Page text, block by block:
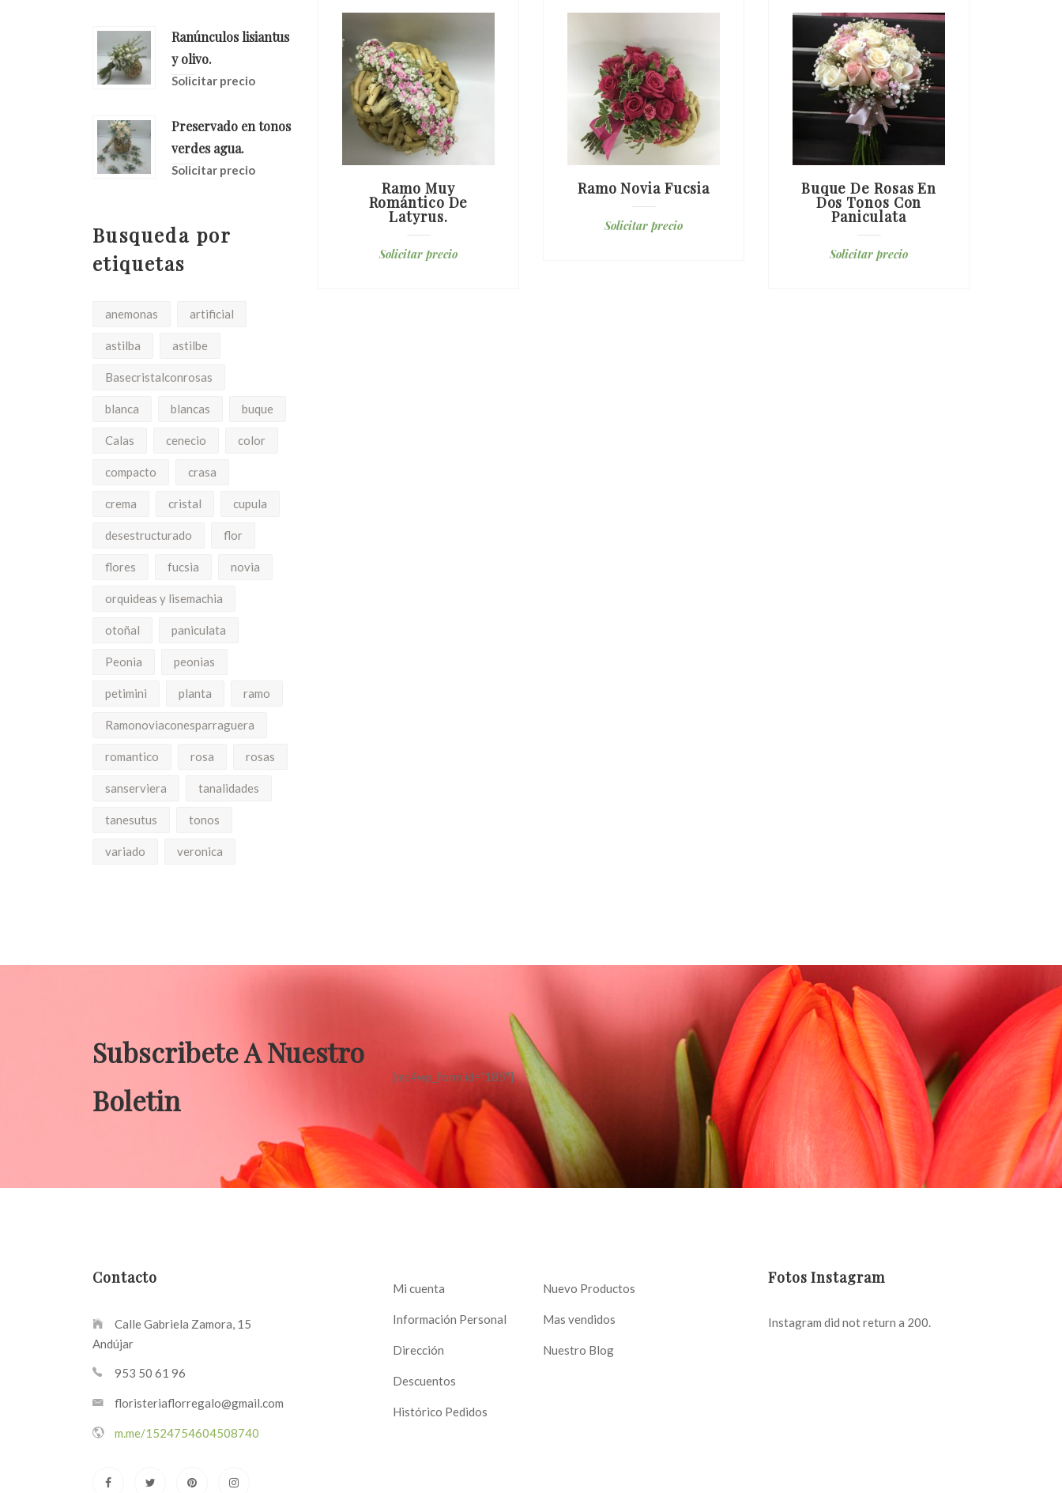
Ranúnculos lisiantus
y olivo.
Solicitar precio
Preservado en tonos
verdes agua.
Solicitar precio
Busqueda por
etiquetas
anemonas artificial
astilba astilbe
Basecristalconrosas
blanca blancas buque
Calas cenecio color
compacto crasa
crema cristal cupula
desestructurado flor
flores fucsia novia
orquideas y lisemachia
otoñal paniculata
Peonia peonias
petimini planta ramo
Ramonoviaconesparraguera
romantico rosa rosas
sanserviera tanalidades
tanesutus tonos
variado veronica
Solicitar precio
Ramo Muy
Romántico De
Latyrus.
Solicitar precio
Ramo Novia Fucsia
Solicitar precio
Buque De Rosas En
Dos Tonos Con
Paniculata
Solicitar precio
Subscribete A Nuestro
Boletin
[mc4wp_form id="185"]
Contacto
Calle Gabriela Zamora, 15
Andújar
953 50 61 96
floristeriaflorregalo@gmail.com
m.me/1524754604508740
Mi cuenta
Información Personal
Dirección
Descuentos
Histórico Pedidos
Nuevo Productos
Mas vendidos
Nuestro Blog
Fotos Instagram
Instagram did not return a 200.